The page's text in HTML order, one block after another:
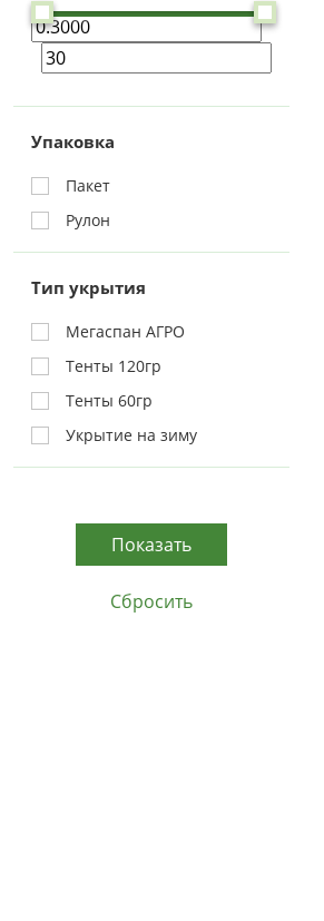
Упаковка
Пакет
Рулон
Тип укрытия
Мегаспан АГРО
Тенты 120гр
Тенты 60гр
Укрытие на зиму